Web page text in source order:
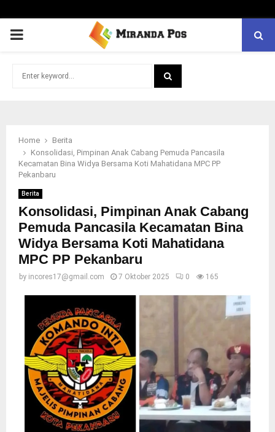
PRIMARY
Home
Berita
Konsolidasi, Pimpinan Anak Cabang Pemuda Pancasila
Kecamatan Bina Widya Bersama Koti Mahatidana MPC PP
Pekanbaru
Berita
Konsolidasi, Pimpinan Anak Cabang
Pemuda Pancasila Kecamatan Bina
Widya Bersama Koti Mahatidana
MPC PP Pekanbaru
by incores17@gmail.com 7 Oktober 2025 0 165